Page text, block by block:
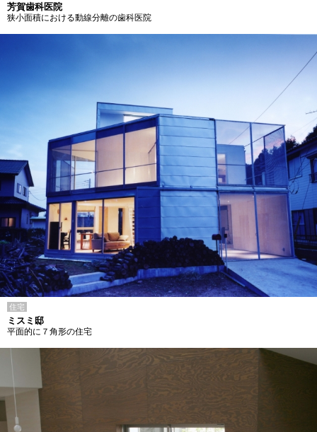
芳賀歯科医院
狭小面積における動線分離の歯科医院
住宅
ミスミ邸
平面的に７角形の住宅